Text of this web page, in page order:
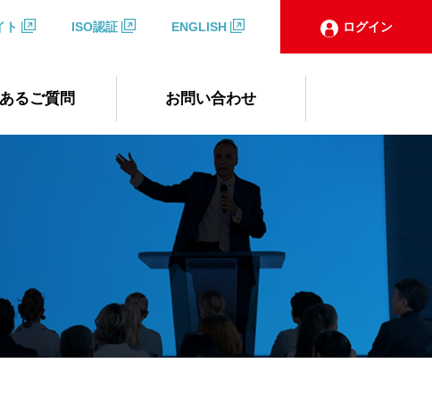
ト ISO認証 ENGLISH ログイン
るご質問 お問い合わせ